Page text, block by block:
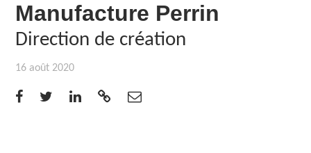
Manufacture Perrin
Direction de création
16 août 2020